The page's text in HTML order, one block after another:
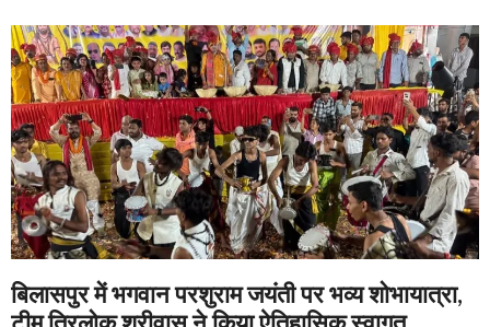
बिलासपुर में भगवान परशुराम जयंती पर भव्य शोभायात्रा,